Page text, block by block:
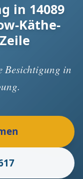
in 14089
Käthe-
Besichtigung in